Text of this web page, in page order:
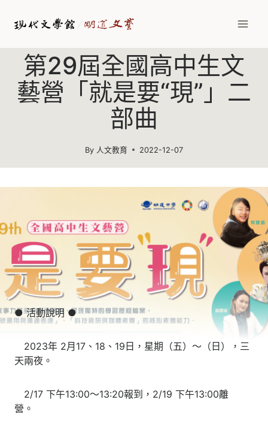
第29屆全國高中生文
藝營「就是要“現”」二
部曲
By 人文教育 2022-12-07
● 活動說明 ●
2023年 2月17、18、19日，星期（五）～（日），三
天兩夜。
2/17 下午13:00～13:20報到，2/19 下午13:00離
營。